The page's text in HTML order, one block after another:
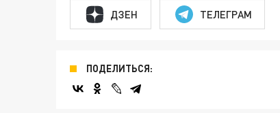
ДЗЕН ТЕЛЕГРАМ
ПОДЕЛИТЬСЯ: